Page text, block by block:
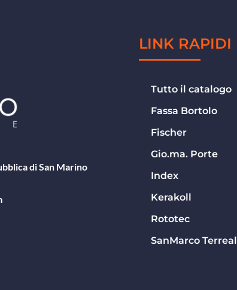
di San Marino
LINK RAPIDI
Tutto il catalogo
Fassa Bortolo
Fischer
Gio.ma. Porte
Index
Kerakoll
Rototec
SanMarco Terreal